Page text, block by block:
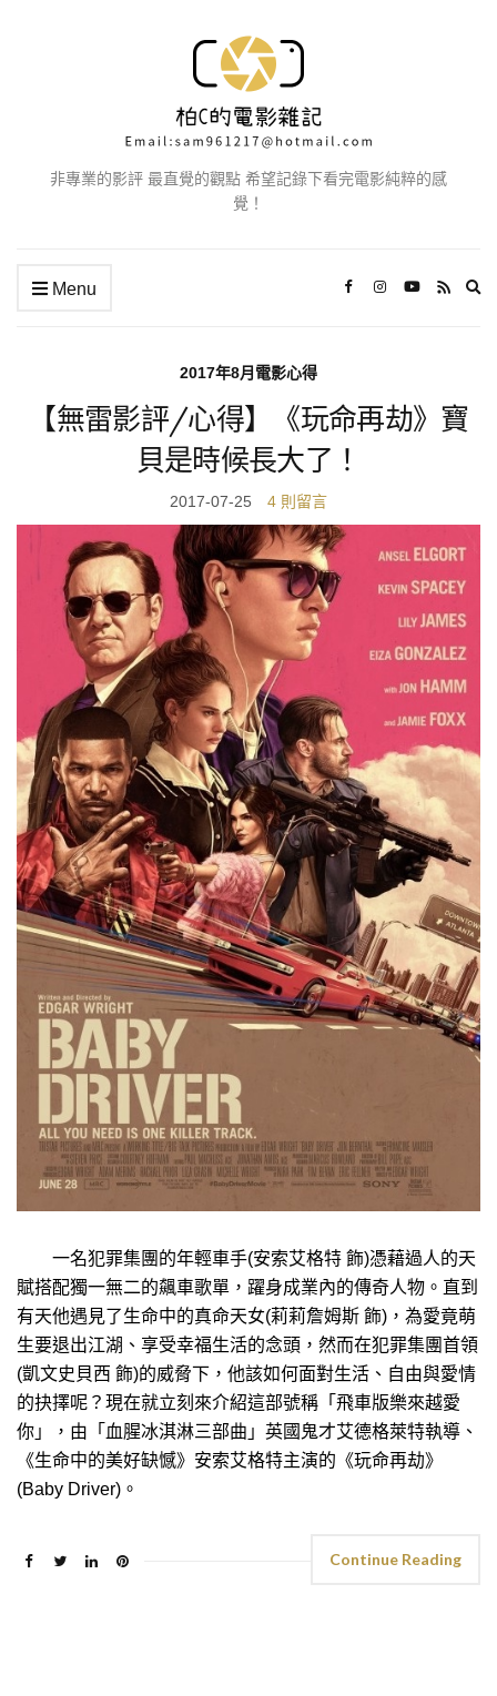
非專業的影評 最直覺的觀點 希望記錄下看完電影純粹的感
覺！
Menu
2017年8月電影心得
【無雷影評/心得】《玩命再劫》寶
貝是時候長大了！
2017-07-25 4 則留言
一名犯罪集團的年輕車手(安索艾格特 飾)憑藉過人的天
賦搭配獨一無二的飆車歌單，躍身成業內的傳奇人物。直到
有天他遇見了生命中的真命天女(莉莉詹姆斯 飾)，為愛竟萌
生要退出江湖、享受幸福生活的念頭，然而在犯罪集團首領
(凱文史貝西 飾)的威脅下，他該如何面對生活、自由與愛情
的抉擇呢？現在就立刻來介紹這部號稱「飛車版樂來越愛
你」，由「血腥冰淇淋三部曲」英國鬼才艾德格萊特執導、
《生命中的美好缺憾》安索艾格特主演的《玩命再劫》
(Baby Driver)。
Continue Reading